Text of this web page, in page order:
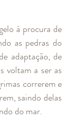
à procura de
as pedras do
adaptação, de
voltam a ser as
correrem e
saindo delas
do mar.